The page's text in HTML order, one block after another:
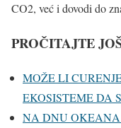
CO2, već i dovodi do
PROČITAJTE
MOŽE LI
EKOSISTEME DA
NA DNU